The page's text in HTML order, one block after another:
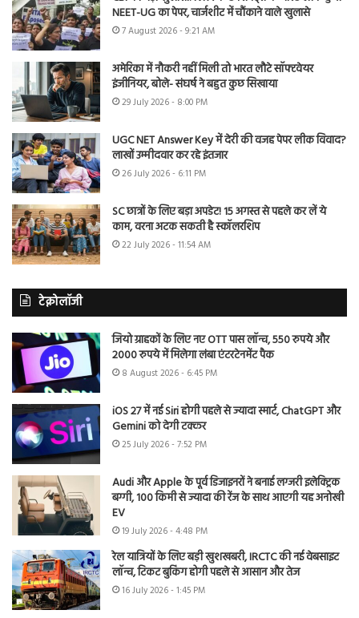
NEET-UG का पेपर, चार्जशीट में चौंकाने वाले खुलासे
7 August 2026 - 9:21 AM
अमेरिका में नौकरी नहीं मिली तो भारत लौटे सॉफ्टवेयर
इंजीनियर, बोले- संघर्ष ने बहुत कुछ सिखाया
29 July 2026 - 8:00 PM
UGC NET Answer Key में देरी की वजह पेपर लीक विवाद?
लाखों उम्मीदवार कर रहे इंतजार
26 July 2026 - 6:11 PM
SC छात्रों के लिए बड़ा अपडेट! 15 अगस्त से पहले कर लें ये
काम, वरना अटक सकती है स्कॉलरशिप
22 July 2026 - 11:54 AM
टेक्नोलॉजी
जियो ग्राहकों के लिए नए OTT पास लॉन्च, 550 रुपये और
2000 रुपये में मिलेगा लंबा एंटरटेनमेंट पैक
8 August 2026 - 6:45 PM
iOS 27 में नई Siri होगी पहले से ज्यादा स्मार्ट, ChatGPT और
Gemini को देगी टक्कर
25 July 2026 - 7:52 PM
Audi और Apple के पूर्व डिजाइनरों ने बनाई लग्जरी इलेक्ट्रिक
बग्गी, 100 किमी से ज्यादा की रेंज के साथ आएगी यह अनोखी
EV
19 July 2026 - 4:48 PM
रेल यात्रियों के लिए बड़ी खुशखबरी, IRCTC की नई वेबसाइट
लॉन्च, टिकट बुकिंग होगी पहले से आसान और तेज
16 July 2026 - 1:45 PM